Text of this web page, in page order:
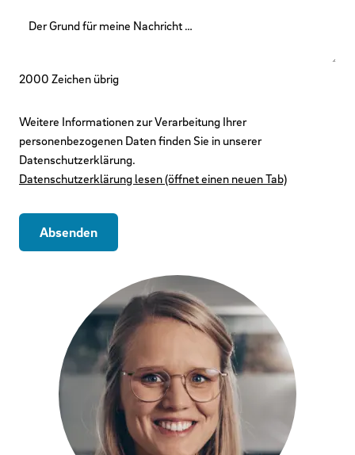
2000 Zeichen übrig
Weitere Informationen zur Verarbeitung Ihrer
personenbezogenen Daten finden Sie in unserer
Datenschutzerklärung.
Datenschutzerklärung lesen (öffnet einen neuen Tab)
Absenden